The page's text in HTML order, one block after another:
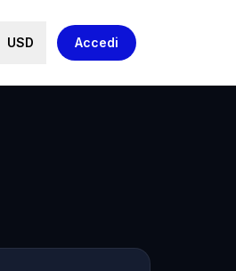
USD Accedi